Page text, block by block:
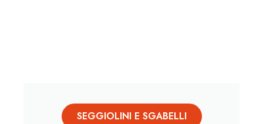
SEGGIOLINI E SGABELLI